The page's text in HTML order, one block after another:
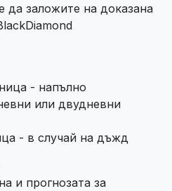
да заложите на доказана
- напълно
или двудневни
- в случай на дъжд
и прогнозата за